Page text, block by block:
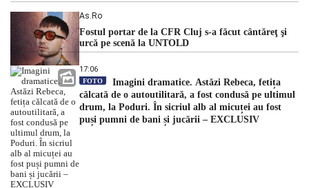
As.ro
Fostul portar de la CFR Cluj s-a făcut cântăreţ şi
urcă pe scenă la UNTOLD
17:06
FOTO
Imagini dramatice. Astăzi Rebeca, fetița
călcată de o autoutilitară, a fost condusă pe ultimul
drum, la Poduri. În sicriul alb al micuței au fost
puși pumni de bani și jucării – EXCLUSIV